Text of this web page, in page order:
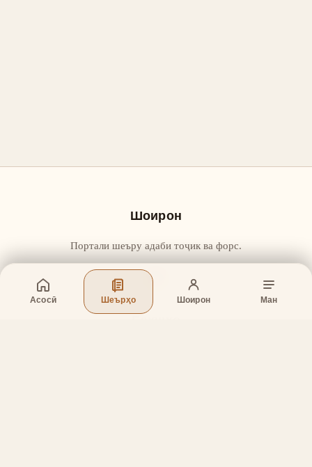
Асосӣ Шеърҳо Шоирон Ман
Шоирон
Портали шеъру адаби тоҷик ва форс.